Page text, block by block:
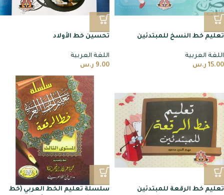
تعليم خط النسخ للمبتدئين
اللغة العربية
15.00 ر.س
تحسين خط الأولاد
اللغة العربية
9.00 ر.س
تعليم خط الرقعة للمبتدئين
سلسلة تعليم الخط العربي (خط